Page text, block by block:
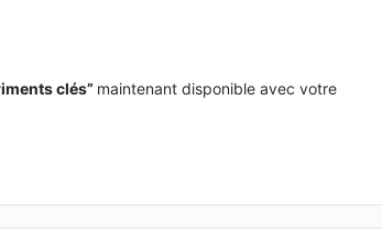
clés” maintenant disponible avec votre